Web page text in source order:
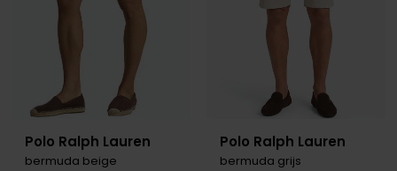
Polo Ralph Lauren
bermuda beige
Polo Ralph Lauren
bermuda grijs